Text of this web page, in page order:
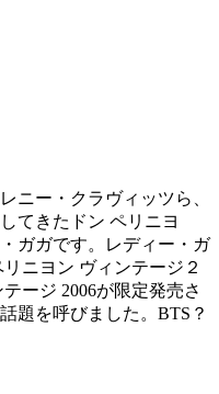
ニー・クラヴィッツら、
てきたドン ペリニヨ
ガガです。レディー・ガ
ニヨン ヴィンテージ２
ージ 2006が限定発売さ
題を呼びました。BTS？